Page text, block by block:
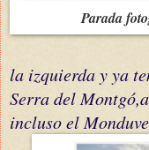
Parada
la izquierda y ya
Serra del
incluso el